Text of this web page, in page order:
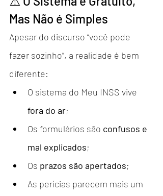
Mas Não é Simples
Apesar do discurso “você pode
fazer sozinho”, a realidade é bem
diferente:
O sistema do Meu INSS vive
fora do ar;
Os formulários são confusos e
mal explicados;
Os prazos são apertados;
As perícias parecem mais um